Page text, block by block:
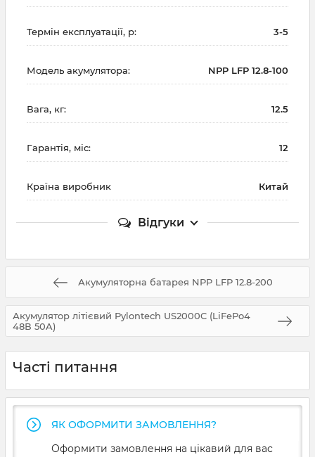
Термін експлуатації, р: 3-5
Модель акумулятора: NPP LFP 12.8-100
Вага, кг: 12.5
Гарантія, міс: 12
Країна виробник Китай
Відгуки
Акумуляторна батарея NPP LFP 12.8-200
Акумулятор літієвий Pylontech US2000C (LiFePo4
48В 50A)
Часті питання
ЯК ОФОРМИТИ ЗАМОВЛЕННЯ?
Оформити замовлення на цікавий для вас